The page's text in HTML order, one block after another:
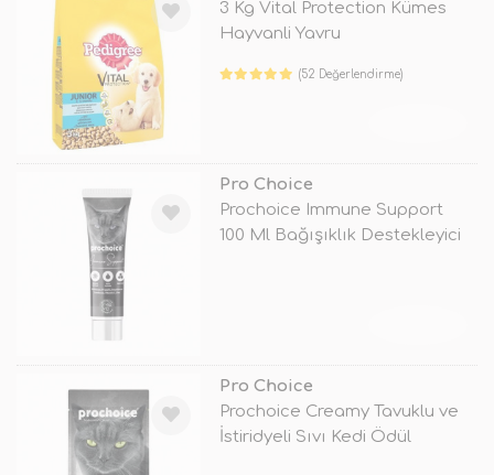
3 Kg Vital Protection Kümes
Hayvanli Yavru
(52 Değerlendirme)
Pro Choice
Prochoice Immune Support
100 Ml Bağışıklık Destekleyici
Pro Choice
Prochoice Creamy Tavuklu ve
İstiridyeli Sıvı Kedi Ödül